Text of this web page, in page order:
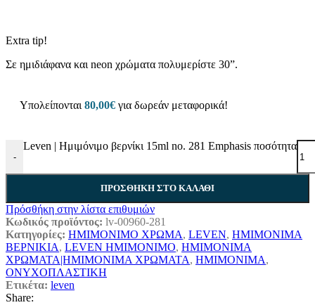
Extra tip!
Σε ημιδιάφανα και neon χρώματα πολυμερίστε 30”.
Υπολείπονται 80,00€ για δωρεάν μεταφορικά!
-
Leven | Ημιμόνιμο βερνίκι 15ml no. 281 Emphasis ποσότητα
ΠΡΟΣΘΉΚΗ ΣΤΟ ΚΑΛΆΘΙ
Πρόσθήκη στην λίστα επιθυμιών
Κωδικός προϊόντος: lv-00960-281
Κατηγορίες: ΗΜΙΜΟΝΙΜΟ ΧΡΩΜΑ, LEVEN, ΗΜΙΜΟΝΙΜΑ
ΒΕΡΝΙΚΙΑ, LEVEN ΗΜΙΜΟΝΙΜΟ, ΗΜΙΜΟΝΙΜΑ
ΧΡΩΜΑΤΑ|ΗΜΙΜΟΝΙΜΑ ΧΡΩΜΑΤΑ, ΗΜΙΜΟΝΙΜΑ,
ΟΝΥΧΟΠΛΑΣΤΙΚΗ
Ετικέτα: leven
Share: